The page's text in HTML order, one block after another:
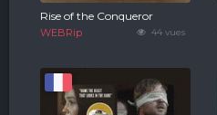
44 vues
Rise of the Conqueror
WEBRip